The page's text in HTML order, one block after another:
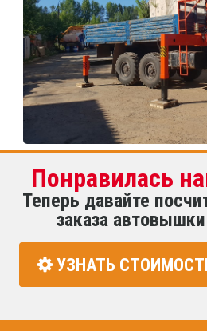
Понравилась
Теперь давайте
заказа
УЗНАТЬ